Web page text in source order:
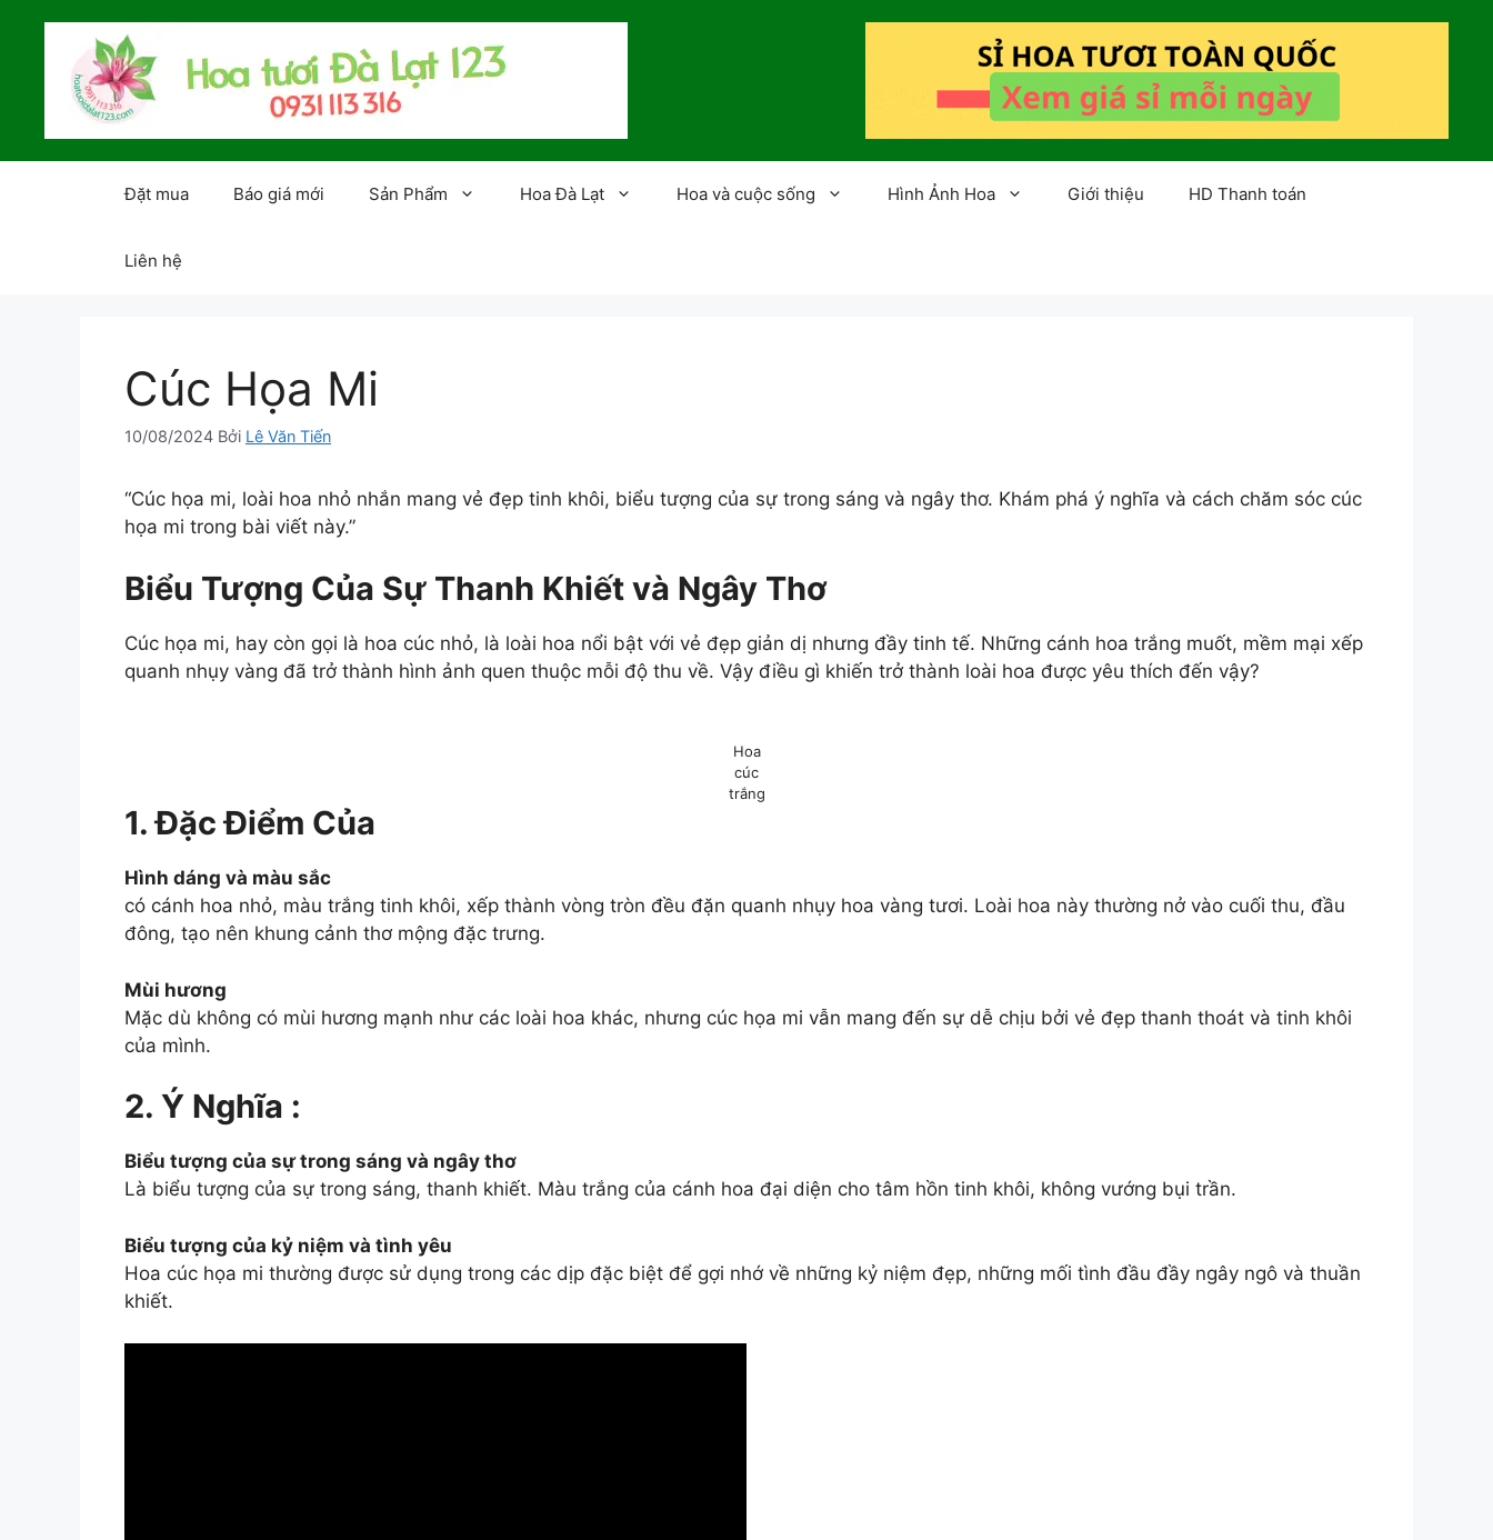
Đặt mua Báo giá mới Sản Phẩm Hoa Đà Lạt Hoa và cuộc sống Hình Ảnh Hoa Giới thiệu HD Thanh toán
Liên hệ
Cúc Họa Mi
10/08/2024 Bởi Lê Văn Tiến
“Cúc họa mi, loài hoa nhỏ nhắn mang vẻ đẹp tinh khôi, biểu tượng của sự trong sáng và ngây thơ. Khám phá ý nghĩa và cách chăm sóc cúc
họa mi trong bài viết này.”
Biểu Tượng Của Sự Thanh Khiết và Ngây Thơ
Cúc họa mi, hay còn gọi là hoa cúc nhỏ, là loài hoa nổi bật với vẻ đẹp giản dị nhưng đầy tinh tế. Những cánh hoa trắng muốt, mềm mại xếp
quanh nhụy vàng đã trở thành hình ảnh quen thuộc mỗi độ thu về. Vậy điều gì khiến trở thành loài hoa được yêu thích đến vậy?
Hoa
cúc
trắng
1. Đặc Điểm Của
Hình dáng và màu sắc
có cánh hoa nhỏ, màu trắng tinh khôi, xếp thành vòng tròn đều đặn quanh nhụy hoa vàng tươi. Loài hoa này thường nở vào cuối thu, đầu
đông, tạo nên khung cảnh thơ mộng đặc trưng.
Mùi hương
Mặc dù không có mùi hương mạnh như các loài hoa khác, nhưng cúc họa mi vẫn mang đến sự dễ chịu bởi vẻ đẹp thanh thoát và tinh khôi
của mình.
2. Ý Nghĩa :
Biểu tượng của sự trong sáng và ngây thơ
Là biểu tượng của sự trong sáng, thanh khiết. Màu trắng của cánh hoa đại diện cho tâm hồn tinh khôi, không vướng bụi trần.
Biểu tượng của kỷ niệm và tình yêu
Hoa cúc họa mi thường được sử dụng trong các dịp đặc biệt để gợi nhớ về những kỷ niệm đẹp, những mối tình đầu đầy ngây ngô và thuần
khiết.